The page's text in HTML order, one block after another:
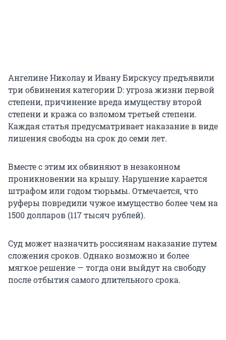
Ангелине Николау и Ивану Бирскусу предъявили
три обвинения категории D: угроза жизни первой
степени, причинение вреда имуществу второй
степени и кража со взломом третьей степени.
Каждая статья предусматривает наказание в виде
лишения свободы на срок до семи лет.
Вместе с этим их обвиняют в незаконном
проникновении на крышу. Нарушение карается
штрафом или годом тюрьмы. Отмечается, что
руферы повредили чужое имущество более чем на
1500 долларов (117 тысяч рублей).
Суд может назначить россиянам наказание путем
сложения сроков. Однако возможно и более
мягкое решение — тогда они выйдут на свободу
после отбытия самого длительного срока.